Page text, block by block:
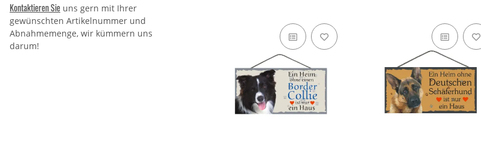
Kontaktieren Sie uns gern mit Ihrer
gewünschten Artikelnummer und
Abnahmemenge, wir kümmern uns
darum!